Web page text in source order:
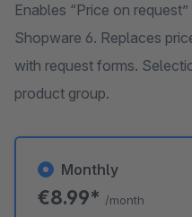
Enables “Price on
Shopware 6. Replaces
with request forms.
product group.
Monthly
€8.99* /month